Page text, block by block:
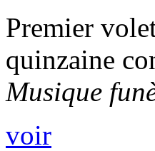
Premier
quinzaine
Musique
voir